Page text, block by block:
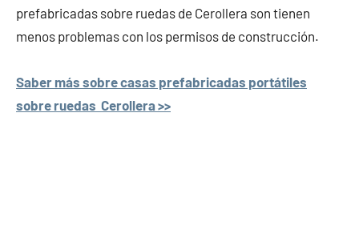
prefabricadas sobre ruedas de Cerollera son tienen
menos problemas con los permisos de construcción.
Saber más sobre casas prefabricadas portátiles
sobre ruedas Cerollera >>